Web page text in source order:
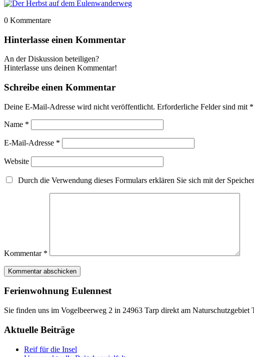
0 Kommentare
Hinterlasse einen Kommentar
An der Diskussion beteiligen?
Hinterlasse uns deinen Kommentar!
Schreibe einen Kommentar
Deine E-Mail-Adresse wird nicht veröffentlicht. Erforderliche Felder sind mit *
Name *
E-Mail-Adresse *
Website
Durch die Verwendung dieses Formulars erklären Sie sich mit der
Kommentar *
Ferienwohnung Eulennest
Sie finden uns im Vogelbeerweg 2 in 24963 Tarp direkt am Naturschutzgebiet
Aktuelle Beiträge
Reif für die Insel